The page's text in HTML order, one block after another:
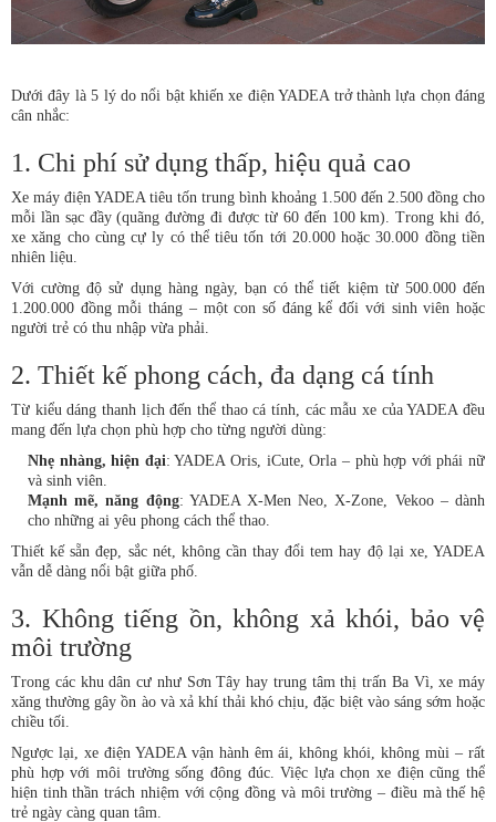
Dưới đây là 5 lý do nổi bật khiến xe điện YADEA trở thành lựa chọn đáng
cân nhắc:
1. Chi phí sử dụng thấp, hiệu quả cao
Xe máy điện YADEA tiêu tốn trung bình khoảng 1.500 đến 2.500 đồng cho
mỗi lần sạc đầy (quãng đường đi được từ 60 đến 100 km). Trong khi đó,
xe xăng cho cùng cự ly có thể tiêu tốn tới 20.000 hoặc 30.000 đồng tiền
nhiên liệu.
Với cường độ sử dụng hàng ngày, bạn có thể tiết kiệm từ 500.000 đến
1.200.000 đồng mỗi tháng – một con số đáng kể đối với sinh viên hoặc
người trẻ có thu nhập vừa phải.
2. Thiết kế phong cách, đa dạng cá tính
Từ kiểu dáng thanh lịch đến thể thao cá tính, các mẫu xe của YADEA đều
mang đến lựa chọn phù hợp cho từng người dùng:
Nhẹ nhàng, hiện đại: YADEA Oris, iCute, Orla – phù hợp với phái nữ
và sinh viên.
Mạnh mẽ, năng động: YADEA X-Men Neo, X-Zone, Vekoo – dành
cho những ai yêu phong cách thể thao.
Thiết kế sẵn đẹp, sắc nét, không cần thay đổi tem hay độ lại xe, YADEA
vẫn dễ dàng nổi bật giữa phố.
3. Không tiếng ồn, không xả khói, bảo vệ
môi trường
Trong các khu dân cư như Sơn Tây hay trung tâm thị trấn Ba Vì, xe máy
xăng thường gây ồn ào và xả khí thải khó chịu, đặc biệt vào sáng sớm hoặc
chiều tối.
Ngược lại, xe điện YADEA vận hành êm ái, không khói, không mùi – rất
phù hợp với môi trường sống đông đúc. Việc lựa chọn xe điện cũng thể
hiện tinh thần trách nhiệm với cộng đồng và môi trường – điều mà thế hệ
trẻ ngày càng quan tâm.